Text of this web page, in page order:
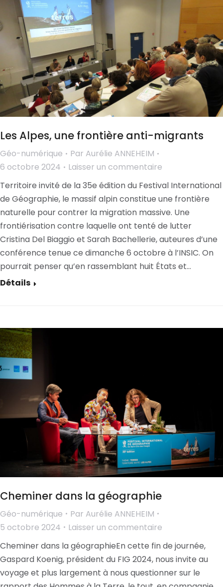
Les Alpes, une frontière anti-migrants
Géo-numérique Par Aurélie ANNEHEIM
6 octobre 2024
Laisser un commentaire
Territoire invité de la 35e édition du Festival International
de Géographie, le massif alpin constitue une frontière
naturelle pour contrer la migration massive. Une
frontiérisation contre laquelle ont tenté de lutter
Cristina Del Biaggio et Sarah Bachellerie, auteures d’une
conférence tenue ce dimanche 6 octobre à l’INSIC. On
pourrait penser qu’en rassemblant huit États et…
Détails
Cheminer dans la géographie
Géo-numérique Par Aurélie ANNEHEIM
5 octobre 2024
Laisser un commentaire
Cheminer dans la géographieEn cette fin de journée,
Gaspard Koenig, président du FIG 2024, nous invite au
voyage et plus largement à nous questionner sur le